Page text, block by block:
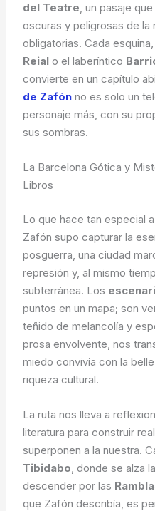
del Teatre, un pasaje
oscuras y peligrosas de la
obligatorias. Cada
Reial o el laberíntico
convierte en un capítulo
de Zafón no es solo un
personaje más, con su
sus sombras.
La Barcelona Gótica y
Libros
Lo que hace tan especial
Zafón supo capturar la
posguerra, una ciudad
represión y, al mismo
subterránea. Los
puntos en un mapa; son
teñido de melancolía y
prosa envolvente, nos
miedo convivía con la
riqueza cultural.
La ruta nos lleva a
literatura para construir
superponen a la nuestra.
Tibidabo, donde se alza
descender por las
que Zafón describía, es